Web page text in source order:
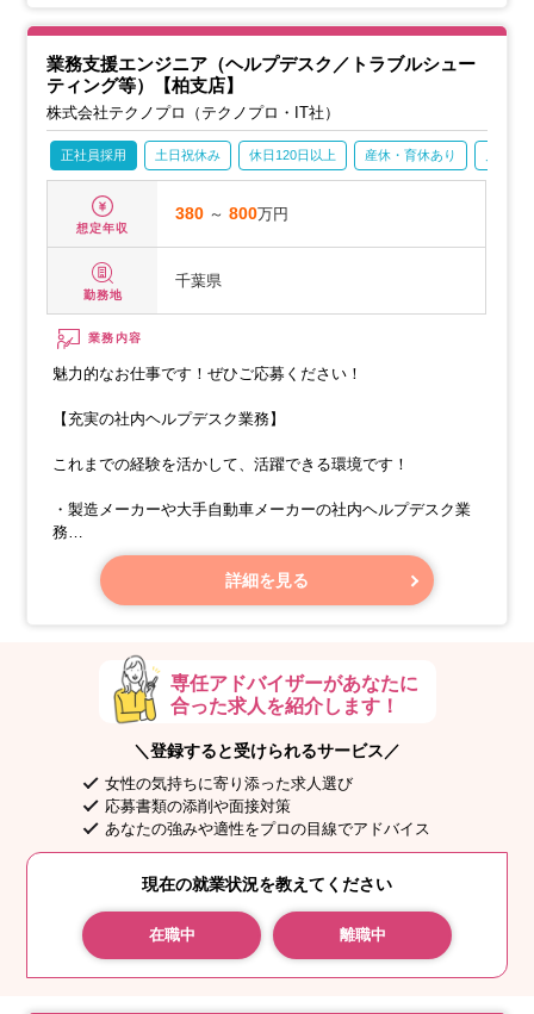
業務支援エンジニア（ヘルプデスク／トラブルシュー
ティング等）【柏支店】
株式会社テクノプロ（テクノプロ・IT社）
正社員採用 土日祝休み 休日120日以上 産休・育休あり
想定年収
380 ～800万円
勤務地
千葉県
業務内容
魅力的なお仕事です！ぜひご応募ください！
【充実の社内ヘルプデスク業務】
これまでの経験を活かして、活躍できる環境です！
・製造メーカーや大手自動車メーカーの社内ヘルプデスク業
務
・ソフトウェア開発工程管理ツールのカスタマイズと保守サ
ポート業務
詳細を見る
専任アドバイザーがあなたに
合った求人を紹介します！
＼登録すると受けられるサービス／
女性の気持ちに寄り添った求人選び
応募書類の添削や面接対策
あなたの強みや適性をプロの目線でアドバイス
現在の就業状況を教えてください
在職中 離職中